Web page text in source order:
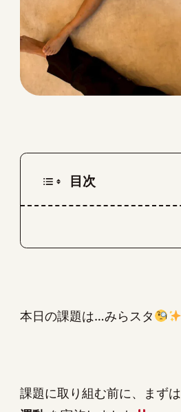
目次
本日の課題は…みらスタ
課題に取り組む前に、まずは